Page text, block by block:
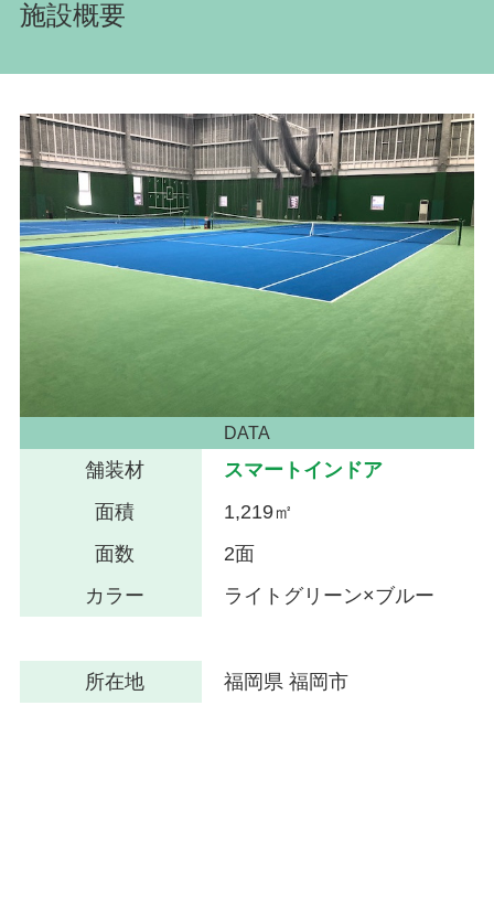
施設概要
DATA
舗装材
スマートインドア
面積
1,219㎡
面数
2面
カラー
ライトグリーン×ブルー
所在地 福岡県 福岡市